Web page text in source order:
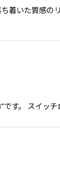
着いた質感
す。 スイッ